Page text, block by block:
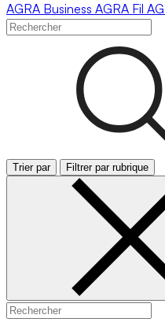
AGRA Business AGRA Fil
Trier par Filtrer par rubrique